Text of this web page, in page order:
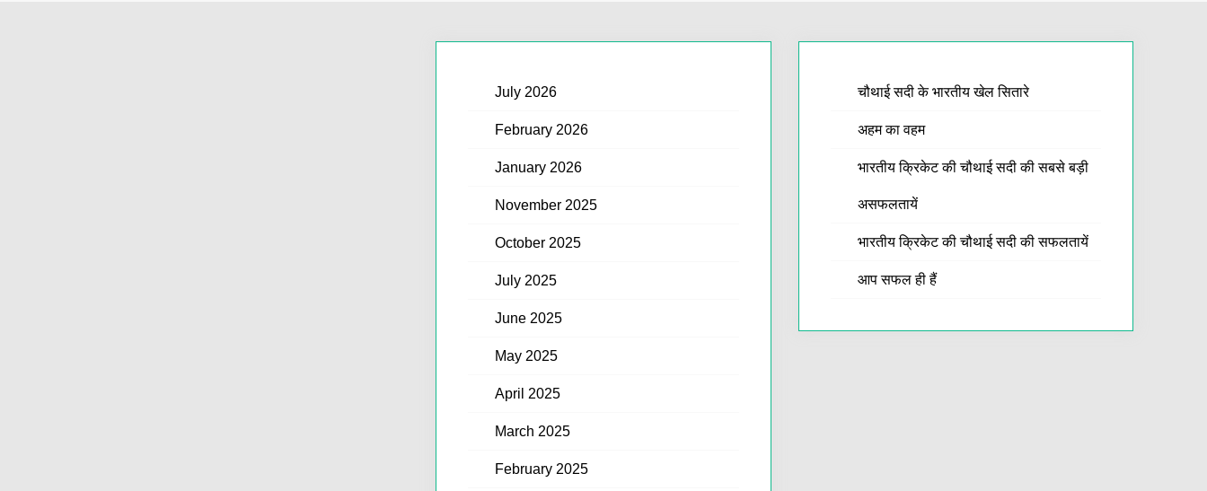
July 2026
February 2026
January 2026
November 2025
October 2025
July 2025
June 2025
May 2025
April 2025
March 2025
February 2025
चौथाई सदी के भारतीय खेल सितारे
अहम का वहम
भारतीय क्रिकेट की चौथाई सदी की सबसे बड़ी
असफलतायें
भारतीय क्रिकेट की चौथाई सदी की सफलतायें
आप सफल ही हैं